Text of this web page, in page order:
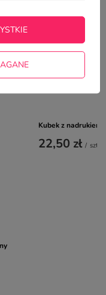
ZADAJ PYTANIE
Z
Kubek z
22,50 zł / szt.